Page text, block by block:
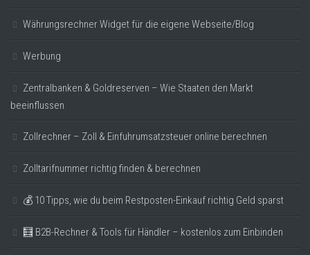
Währungsrechner Widget für die eigene Webseite/Blog
Werbung
Zentralbanken & Goldreserven – Wie Staaten den Markt
beeinflussen
Zollrechner – Zoll & Einfuhrumsatzsteuer online berechnen
Zolltarifnummer richtig finden & berechnen
💰 10 Tipps, wie du beim Restposten-Einkauf richtig Geld sparst
🧮 B2B-Rechner & Tools für Händler – kostenlos zum Einbinden